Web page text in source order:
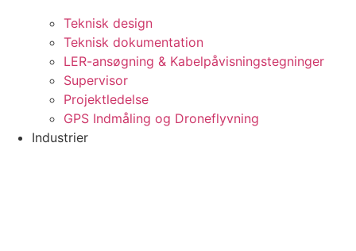
Teknisk design
Teknisk dokumentation
LER-ansøgning & Kabelpåvisningstegninger
Supervisor
Projektledelse
GPS Indmåling og Droneflyvning
Industrier